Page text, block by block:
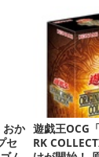
おか
セ
遊戯王OCG
RK